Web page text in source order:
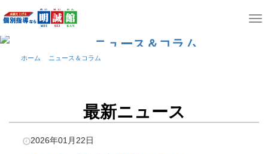
T
n
ニュース＆コラム
ホーム ニュース＆コラム
最新ニュース
2026年01月22日